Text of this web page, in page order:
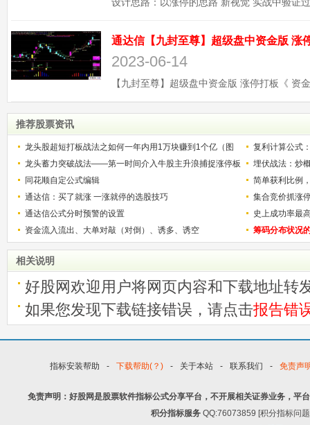
2023-06-14
推荐股票资讯
龙头股超短打板战法之如何一年内用1万块赚到1个亿（图
解）
复利计算公式
少？
龙头蓄力突破战法——第一时间介入牛股主升浪捕捉涨停板
的技巧（图解）
埋伏战法：炒
同花顺自定公式编辑
简单获利比例
用
通达信：买了就涨 一涨就停的选股技巧
集合竞价抓涨
通达信公式分时预警的设置
史上成功率最
称选股法宝！
资金流入流出、大单对敲（对倒）、诱多、诱空 筹码分布状况
相关说明
好股网欢迎用户将网页内容和下载地址转
如果您发现下载链接错误，请点击报告错
指标安装帮助 - 下载帮助(？) - 关于本站 - 联系我们 - 免责声
免责声明：好股网是股票软件指标公式分享平台，不开展相关证券业务，平
积分指标服务 QQ:76073859 [积分指标问